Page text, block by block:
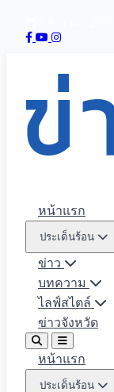
หน้าแรก
ประเด็นร้อน
ข่าว
บทความ
ไลฟ์สไตล์
ข่าวจังหวัด
หน้าแรก
ประเด็นร้อน